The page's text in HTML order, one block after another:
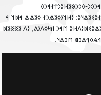
𐳀𐳯 𐳐𐳙𐳦𐳉𐳢𐳒𐳫𐳂𐳀𐳙 𐳀
𐳘𐳉𐳍𐳢𐳉𐳙𐳇𐳉𐳯𐳋𐳤𐳋𐳙𐳉𐳓
𐳾 𐳋𐳮𐳉𐳦, 𐳀𐳘𐳐 𐳘𐳞𐳍𐳞𐳦𐳦𐳭𐳙𐳓 𐳮𐳀𐳙,
𐳉𐳯 𐳀𐳯 𐳉𐳤𐳉𐳘𐳋𐳚